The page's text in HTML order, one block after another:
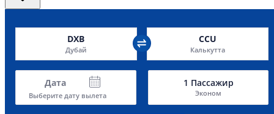
DXB
Дубай
CCU
Калькутта
Дата
Выберите дату вылета
1 Пассажир
Эконом